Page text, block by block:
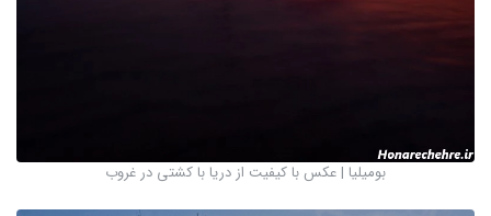
بومیلیا | عکس با کیفیت از دریا با کشتی در غروب